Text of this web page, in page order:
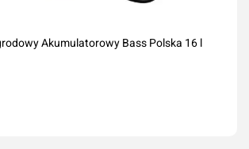
Akumulatorowy Bass Polska 16 l